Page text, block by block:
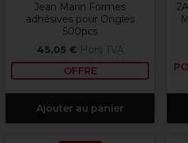
Jean Marin Formes
adhésives pour Ongles
500pcs
45,05 € Hors TVA
OFFRE
Ajouter au panier